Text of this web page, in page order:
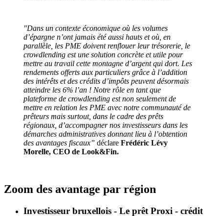
"Dans un contexte économique où les volumes
d’épargne n’ont jamais été aussi hauts et où, en
parallèle, les PME doivent renflouer leur trésorerie, le
crowdlending est une solution concrète et utile pour
mettre au travail cette montagne d’argent qui dort. Les
rendements offerts aux particuliers grâce à l’addition
des intérêts et des crédits d’impôts peuvent désormais
atteindre les 6% l’an ! Notre rôle en tant que
plateforme de crowdlending est non seulement de
mettre en relation les PME avec notre communauté de
prêteurs mais surtout, dans le cadre des prêts
régionaux, d’accompagner nos investisseurs dans les
démarches administratives donnant lieu à l’obtention
des avantages fiscaux” déclare Frédéric Lévy
Morelle, CEO de Look&Fin.
Zoom des avantage par région
Investisseur bruxellois - Le prêt Proxi - crédit